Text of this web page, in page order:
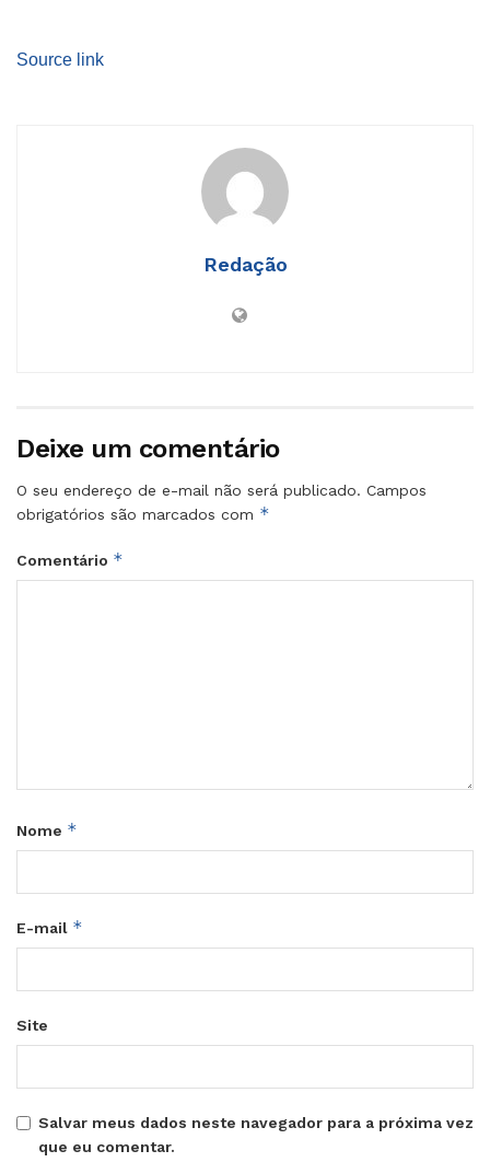
Source link
Redação
Deixe um comentário
O seu endereço de e-mail não será publicado. Campos
obrigatórios são marcados com *
Comentário *
Nome *
E-mail *
Site
Salvar meus dados neste navegador para a próxima vez
que eu comentar.